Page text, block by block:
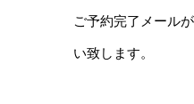
ご予約完了メール
い致します。